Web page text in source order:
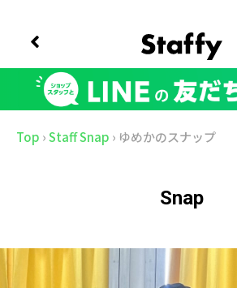
Top ›Staff Snap › ゆめかのスナップ
Snap